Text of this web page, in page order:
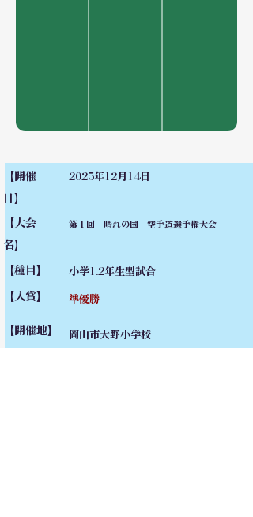
【開催
日】
2025年12月14日
【大会
名】
第１回「晴れの国」空手道選手権大会
【種目】 小学1.2年生型試合
【入賞】 準優勝
【開催地】 岡山市大野小学校